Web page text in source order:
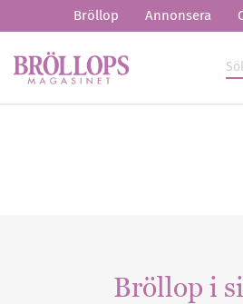
Bröllop Annonsera
Bröllop i